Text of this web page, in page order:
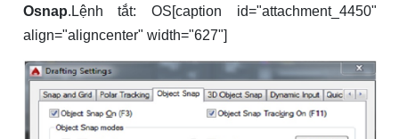
Osnap.Lệnh tắt: OS[caption id="attachment_4450"
align="aligncenter" width="627"]